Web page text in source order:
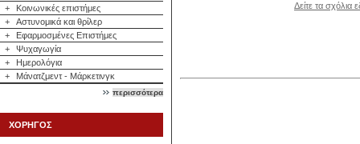
+
Κοινωνικές επιστήμες
+
Αστυνομικά και θρίλερ
+
Εφαρμοσμένες Επιστήμες
+
Ψυχαγωγία
+
Ημερολόγια
+
Μάνατζμεντ - Μάρκετινγκ
περισσότερα
ΧΟΡΗΓΟΣ
Δείτε τα σχόλια